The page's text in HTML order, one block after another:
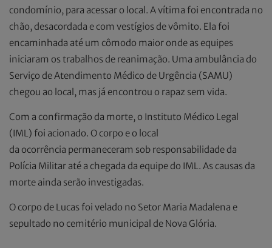
condomínio, para acessar o local. A vítima foi encontrada no
chão, desacordada e com vestígios de vômito. Ela foi
encaminhada até um cômodo maior onde as equipes
iniciaram os trabalhos de reanimação. Uma ambulância do
Serviço de Atendimento Médico de Urgência (SAMU)
chegou ao local, mas já encontrou o rapaz sem vida.
Com a confirmação da morte, o Instituto Médico Legal
(IML) foi acionado. O corpo e o local
da ocorrência permaneceram sob responsabilidade da
Polícia Militar até a chegada da equipe do IML. As causas da
morte ainda serão investigadas.
O corpo de Lucas foi velado no Setor Maria Madalena e
sepultado no cemitério municipal de Nova Glória.